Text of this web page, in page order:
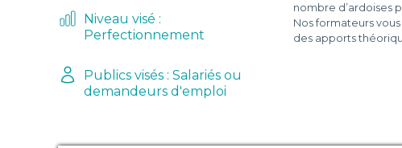
Niveau visé :
Perfectionnement
Publics visés : Salariés ou
demandeurs d'emploi
nombre d’ardoises
Nos formateurs
des apports